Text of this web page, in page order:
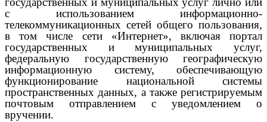
с использованием информационно-
телекоммуникационных сетей общего пользования,
в том числе сети «Интернет», включая портал
государственных и муниципальных услуг,
федеральную государственную географическую
информационную систему, обеспечивающую
функционирование национальной системы
пространственных данных, а также регистрируемым
почтовым отправлением с уведомлением о
вручении.